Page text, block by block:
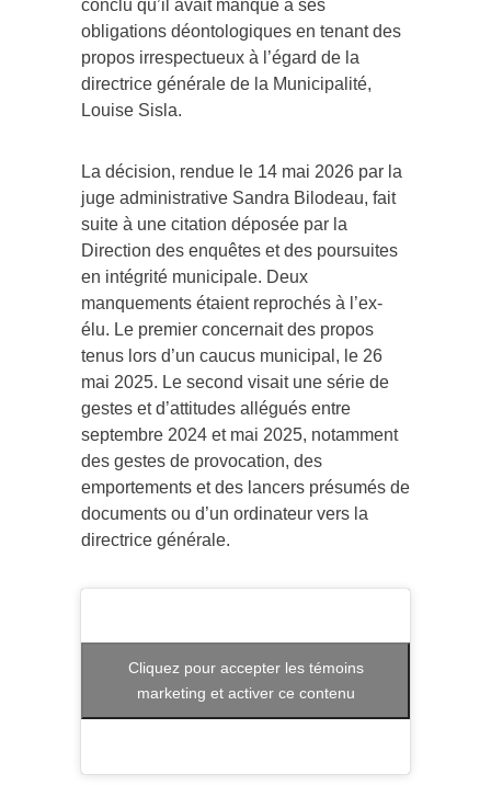
conclu qu’il avait manqué à ses
obligations déontologiques en tenant des
propos irrespectueux à l’égard de la
directrice générale de la Municipalité,
Louise Sisla.
La décision, rendue le 14 mai 2026 par la
juge administrative Sandra Bilodeau, fait
suite à une citation déposée par la
Direction des enquêtes et des poursuites
en intégrité municipale. Deux
manquements étaient reprochés à l’ex-
élu. Le premier concernait des propos
tenus lors d’un caucus municipal, le 26
mai 2025. Le second visait une série de
gestes et d’attitudes allégués entre
septembre 2024 et mai 2025, notamment
des gestes de provocation, des
emportements et des lancers présumés de
documents ou d’un ordinateur vers la
directrice générale.
Cliquez pour accepter les témoins
marketing et activer ce contenu